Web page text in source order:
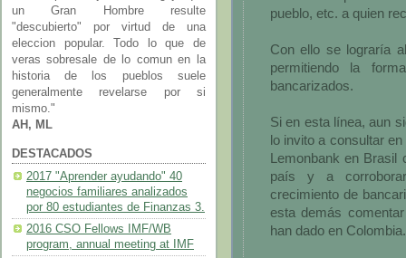
un Gran Hombre resulte
"descubierto" por virtud de una
eleccion popular. Todo lo que de
veras sobresale de lo comun en la
historia de los pueblos suele
generalmente revelarse por si
mismo."
AH, ML
DESTACADOS
2017 "Aprender ayudando" 40
negocios familiares analizados
por 80 estudiantes de Finanzas 3.
2016 CSO Fellows IMF/WB
program, annual meeting at IMF
pueblo, etc. a quien
Con ello se lograría
permitiendo la
bancarizados.
Si en esta línea, aun
lo invito a consultar
Lemonbank en Brasil
país y a
crecimiento de
esta demás
han dado en Colombia.